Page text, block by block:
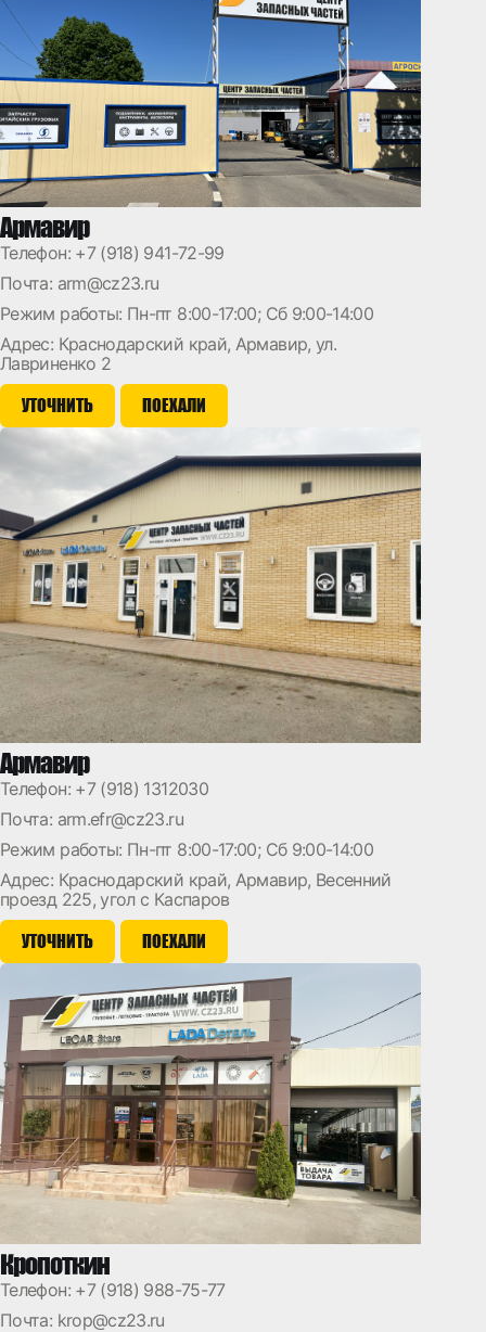
Армавир
Телефон: +7 (918) 941-72-99
Почта: arm@cz23.ru
Режим работы: Пн-пт 8:00-17:00; Сб 9:00-14:00
Адрес: Краснодарский край, Армавир, ул.
Лавриненко 2
УТОЧНИТЬ ПОЕХАЛИ
Армавир
Телефон: +7 (918) 1312030
Почта: arm.efr@cz23.ru
Режим работы: Пн-пт 8:00-17:00; Сб 9:00-14:00
Адрес: Краснодарский край, Армавир, Весенний
проезд 225, угол с Каспаров
УТОЧНИТЬ ПОЕХАЛИ
Кропоткин
Телефон: +7 (918) 988-75-77
Почта: krop@cz23.ru